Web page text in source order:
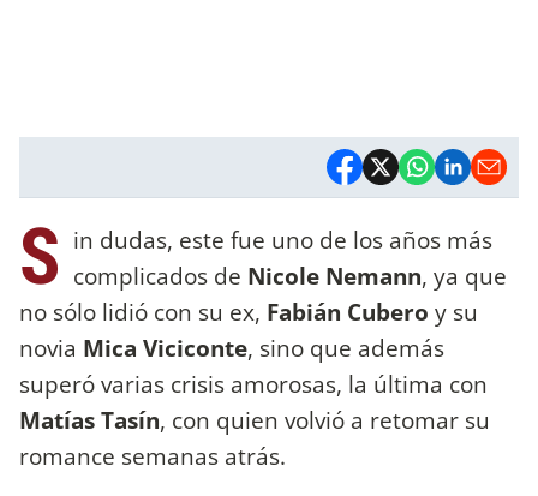
S in dudas, este fue uno de los años más
complicados de Nicole Nemann, ya que
no sólo lidió con su ex, Fabián Cubero y su
novia Mica Viciconte, sino que además
superó varias crisis amorosas, la última con
Matías Tasín, con quien volvió a retomar su
romance semanas atrás.